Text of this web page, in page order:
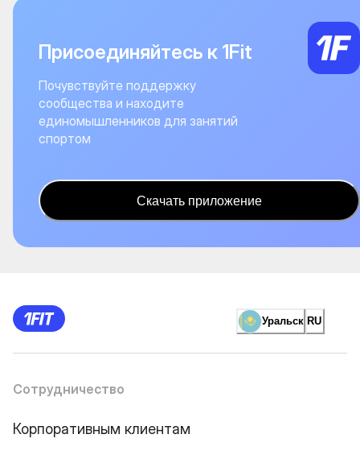
Присоединяйтесь к 1Fit
Почувствуйте поддержку
сообщества и находите
единомышленников для занятий
спортом
Скачать приложение
Уральск RU
Сотрудничество
Корпоративным клиентам